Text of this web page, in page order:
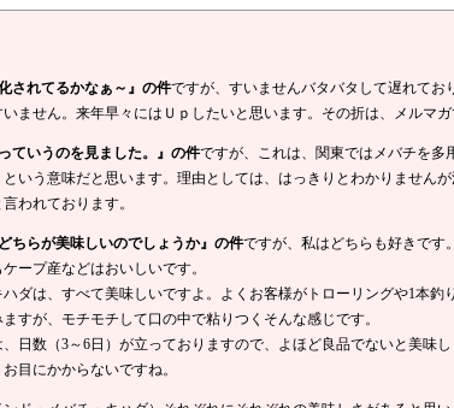
されてるかなぁ～』の件ですが、すいませんバタバタして遅れてお
ません。来年早々にはＵｐしたいと思います。その折は、メルマガ
ていうのを見ました。』の件ですが、これは、関東ではメバチを多
いう意味だと思います。理由としては、はっきりとわかりませんが
われております。
ちらが美味しいのでしょうか』の件ですが、私はどちらも好きです
ープ産などはおいしいです。
ダは、すべて美味しいですよ。よくお客様がトローリングや1本釣
すが、モチモチして口の中で粘りつくそんな感じです。
日数（3～6日）が立っておりますので、よほど良品でないと美味
目にかからないですね。